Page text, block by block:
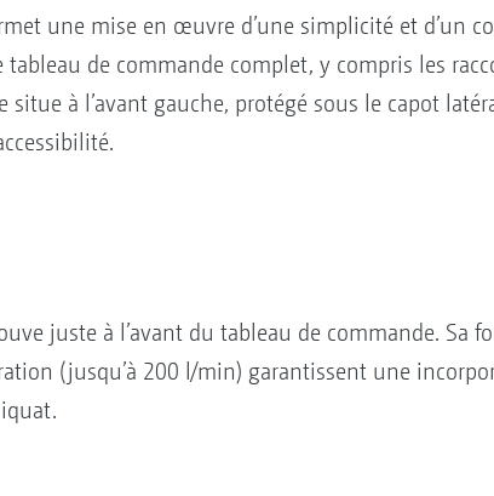
une mise en œuvre d’une simplicité et d’un
de commande complet, y compris les
à l’avant gauche, protégé sous le capot
juste à l’avant du tableau de commande. Sa
(jusqu’à 200 l/min) garantissent une